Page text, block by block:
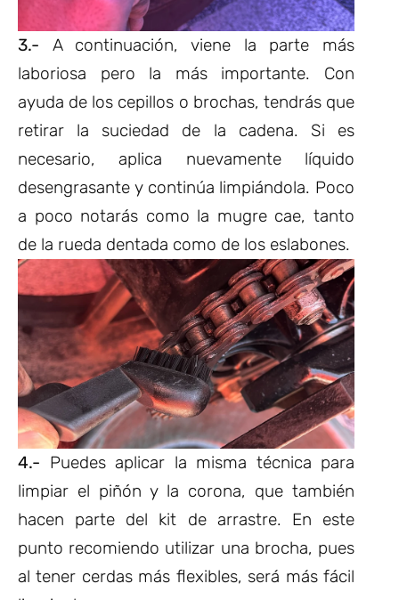
3.- A continuación, viene la parte más
laboriosa pero la más importante. Con
ayuda de los cepillos o brochas, tendrás que
retirar la suciedad de la cadena. Si es
necesario, aplica nuevamente líquido
desengrasante y continúa limpiándola. Poco
a poco notarás como la mugre cae, tanto
de la rueda dentada como de los eslabones.
4.- Puedes aplicar la misma técnica para
limpiar el piñón y la corona, que también
hacen parte del kit de arrastre. En este
punto recomiendo utilizar una brocha, pues
al tener cerdas más flexibles, será más fácil